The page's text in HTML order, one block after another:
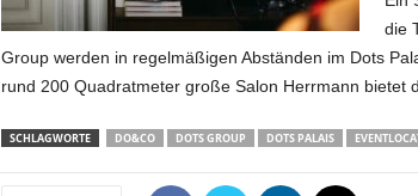
die
Group werden in regelmäßigen Abständen im Dots
rund 200 Quadratmeter große Salon Herrmann bietet
SCHLAGWORTE DO&CO DOTS GROUP DOTS PALAIS